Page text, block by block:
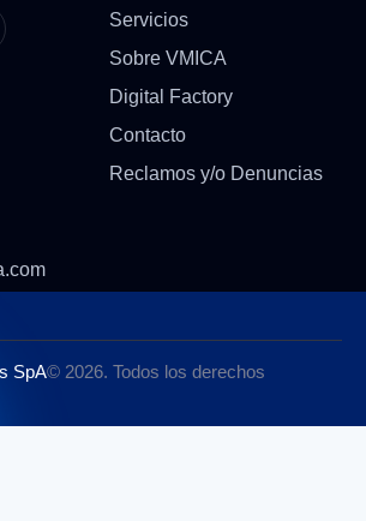
Servicios
Sobre VMICA
Digital Factory
Contacto
Reclamos y/o Denuncias
SpA© 2026. Todos los derechos